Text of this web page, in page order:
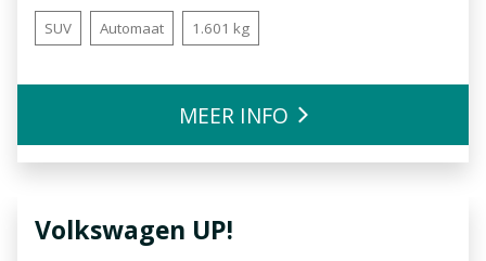
SUV Automaat 1.601 kg
MEER INFO
Volkswagen UP!